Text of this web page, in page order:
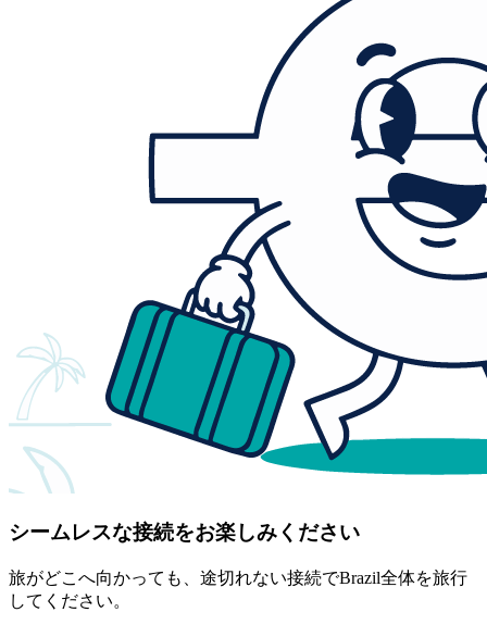
シームレスな接続をお楽しみください
旅がどこへ向かっても、途切れない接続でBrazil全体を旅行
してください。